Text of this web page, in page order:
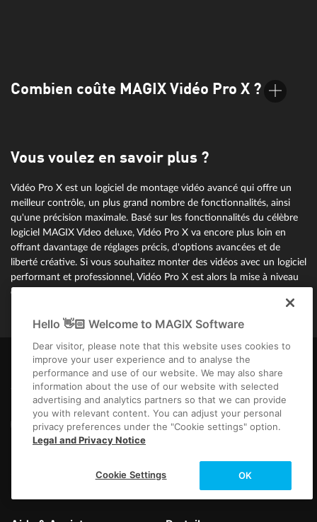
pouvez consulter les données techniques.
Combien coûte MAGIX Vidéo Pro X ?
Vous trouverez des informations sur les prix en haut de la page
Vous voulez en savoir plus ?
Vidéo Pro X est un logiciel de montage vidéo avancé qui offre un
meilleur contrôle, un plus grand nombre de fonctionnalités, ainsi
qu'une précision maximale. Basé sur les fonctionnalités du célèbre
logiciel MAGIX Video deluxe, Vidéo Pro X va encore plus loin en
offrant davantage de réglages précis, d'options avancées et de
liberté créative. Si vous souhaitez monter des vidéos avec un logiciel
performant et professionnel, Vidéo Pro X est alors la mise à niveau
qu'il vous faut.
Connect with us
Hello 👋🏻 Welcome to MAGIX Software
Dear visitor, please note that this website uses cookies to
improve your user experience and to analyse the
performance and use of our website. We may also share
information about the use of our website with selected
advertising and analytics partners so that we can provide
you with relevant content. You can adjust your personal
privacy preferences under the "Cookie settings" option.
Legal and Privacy Notice
OK
Cookie Settings